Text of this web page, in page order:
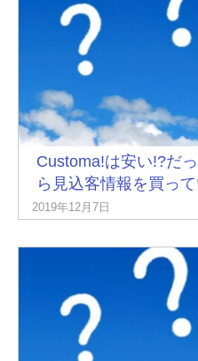
Customa!は安い!?だ
ら見込客情報を買って
2019年12月7日